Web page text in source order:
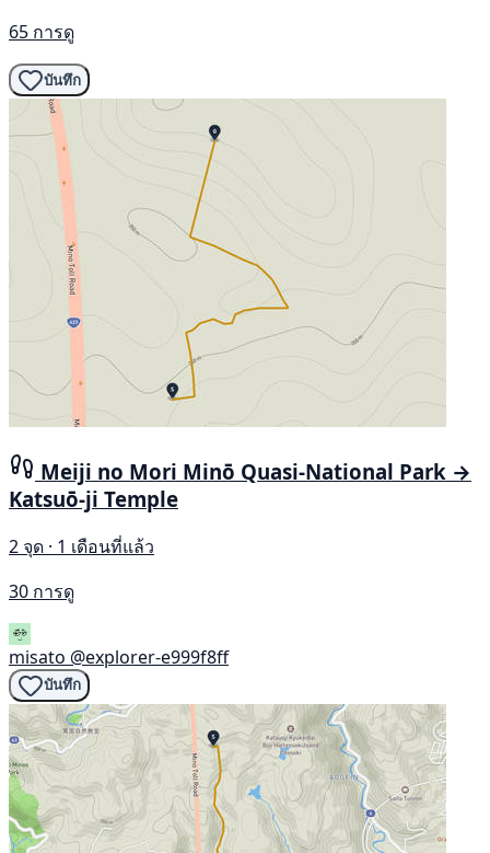
65 การดู
บันทึก
Meiji no Mori Minō Quasi-National Park →
Katsuō-ji Temple
2 จุด · 1 เดือนที่แล้ว
30 การดู
misato @explorer-e999f8ff
บันทึก